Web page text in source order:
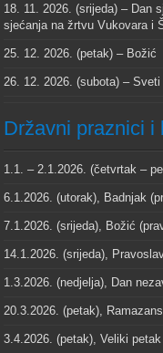
18. 11. 2026. (srijeda) – Dan
sjećanja na žrtvu Vukovara i
25. 12. 2026. (petak) – Božić
26. 12. 2026. (subota) –
Državni praznici i
1.1. – 2.1.2026. (četvrtak –
6.1.2026. (utorak), Badnjak
7.1.2026. (srijeda), Božić
14.1.2026. (srijeda),
1.3.2026. (nedjelja), Dan
20.3.2026. (petak),
3.4.2026. (petak), Veliki